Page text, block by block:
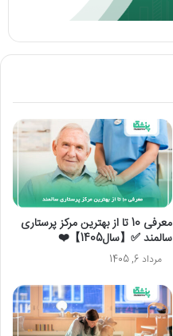
معرفی 10 تا از بهترین مرکز پرستاری
سالمند ✅【سال1405】❤️
مرداد 6, 1405